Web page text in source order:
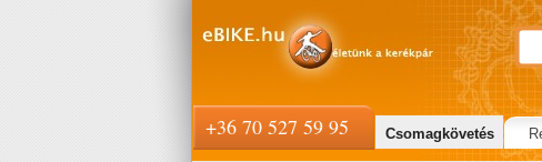
+36 70 527 59 95 Csomagkövetés